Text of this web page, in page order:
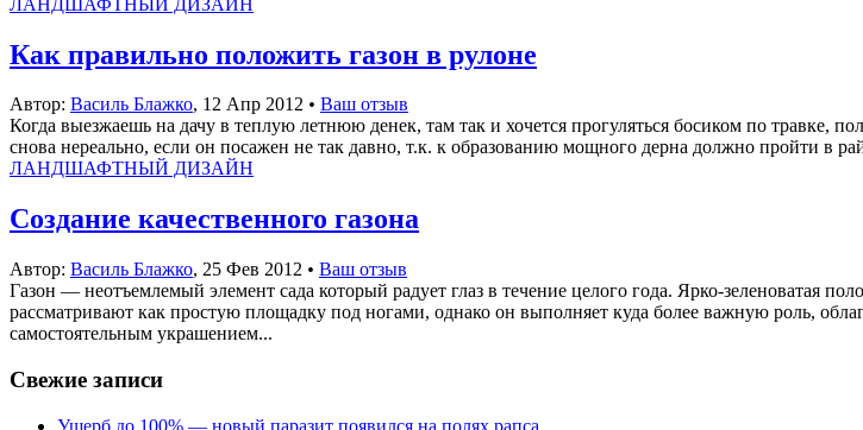
Как правильно положить газон в рулоне
Автор: Василь Блажко, 12 Апр 2012 • Ваш отзыв
Когда выезжаешь на дачу в теплую летнюю денек, там так и хочется прогуляться босиком по травке,
снова нереально, если он посажен не так давно, т.к. к образованию мощного дерна должно пройти в
ЛАНДШАФТНЫЙ ДИЗАЙН
Создание качественного газона
Автор: Василь Блажко, 25 Фев 2012 • Ваш отзыв
Газон — неотъемлемый элемент сада который радует глаз в течение целого года. Ярко-зеленоватая
рассматривают как простую площадку под ногами, однако он выполняет куда более важную роль,
самостоятельным украшением...
Свежие записи
Ущерб до 100% — новый паразит появился на полях рапса